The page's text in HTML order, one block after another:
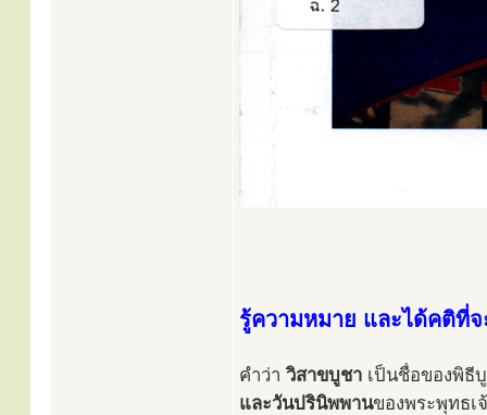
รู้ความหมาย และได้คติที่จ
คำว่าวิสาขบูชา เป็นชื่อของพิธี
และวันปรินิพพานของพระพุทธเ